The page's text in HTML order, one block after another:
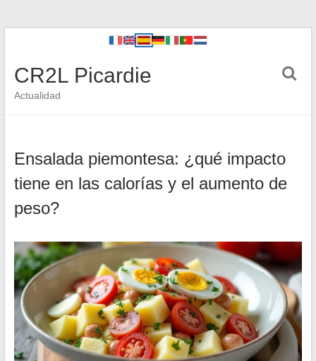
CR2L Picardie
Actualidad
Ensalada piemontesa: ¿qué impacto
tiene en las calorías y el aumento de
peso?